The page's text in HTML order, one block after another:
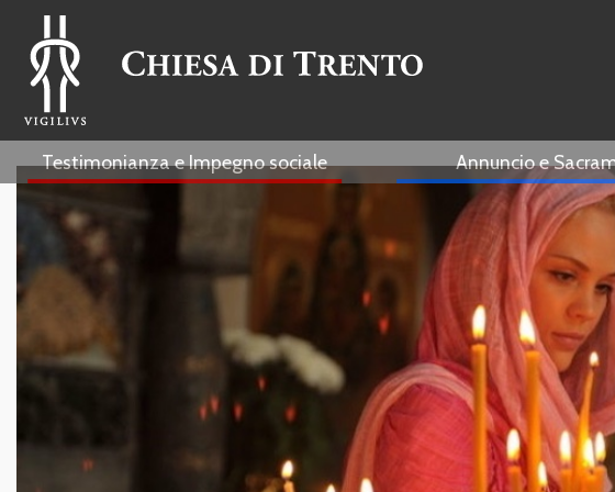
Testimonianza e Impegno sociale Annuncio e